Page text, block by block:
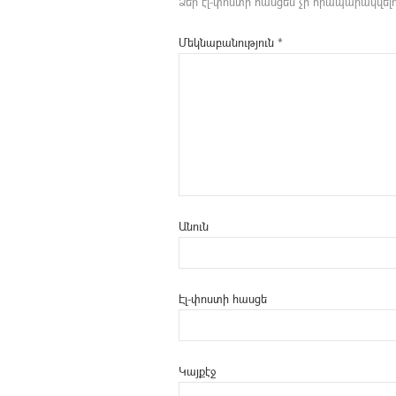
Մեկնաբանություն *
Անուն
Էլ-փոստի հասցե
Կայքէջ